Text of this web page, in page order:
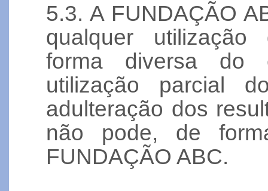
5.3. A FUNDAÇÃO
qualquer utilização
forma diversa do
utilização parcial
adulteração dos
não pode, de
FUNDAÇÃO ABC.